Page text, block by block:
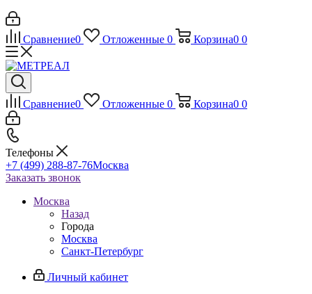
Сравнение0 Отложенные 0 Корзина0 0
Сравнение0 Отложенные 0 Корзина0 0
Телефоны
+7 (499) 288-87-76Москва
Заказать звонок
Москва
Назад
Города
Москва
Санкт-Петербург
Личный кабинет